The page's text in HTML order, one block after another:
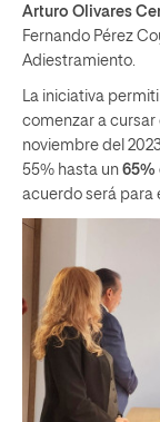
Arturo Olivares
Fernando Pérez
Adiestramiento.
La iniciativa
comenzar a cursar
noviembre del
55% hasta un 65%
acuerdo será para